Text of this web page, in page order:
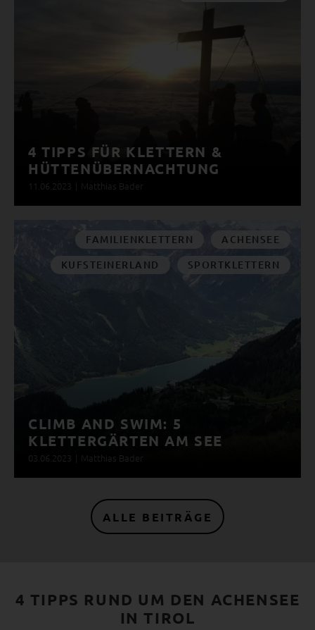
4 TIPPS FÜR KLETTERN &
HÜTTENÜBERNACHTUNG
11.06.2023 Matthias Bader
FAMILIENKLETTERN
ACHENSEE
KUFSTEINERLAND
SPORTKLETTERN
CLIMB AND SWIM: 5
KLETTERGÄRTEN AM SEE
03.06.2023 Matthias Bader
ALLE BEITRÄGE
4 TIPPS RUND UM DEN ACHENSEE
IN TIROL